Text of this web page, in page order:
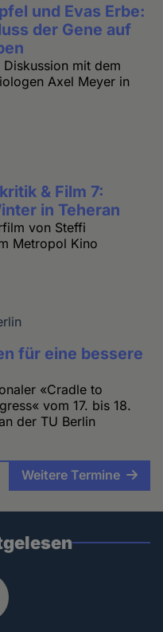
und Evas Erbe:
der Gene auf
mit dem
Axel Meyer in
& Film 7:
in Teheran
von Steffi
Metropol Kino
für eine bessere
«Cradle to
vom 17. bis 18.
der TU Berlin
Weitere Termine